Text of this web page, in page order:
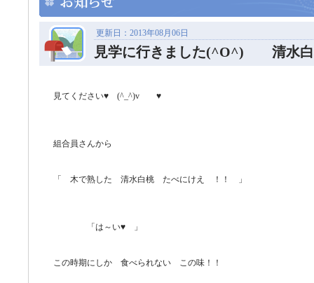
更新日：2013年08月06日
見学に行きました(^O^) 清水
見てください♥ (^_^)v ♥
組合員さんから
「 木で熟した 清水白桃 たべにけえ ！！ 」
「は～い♥ 」
この時期にしか 食べられない この味！！